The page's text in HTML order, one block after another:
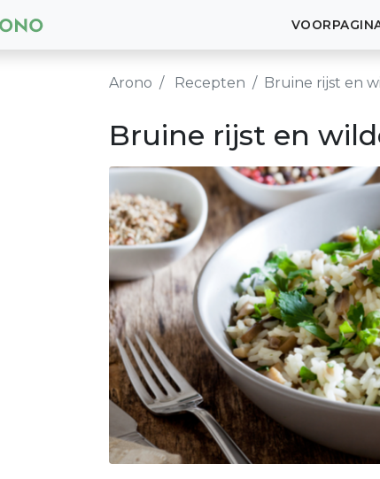
Arono Recepten Bruine rijst en
Bruine rijst en